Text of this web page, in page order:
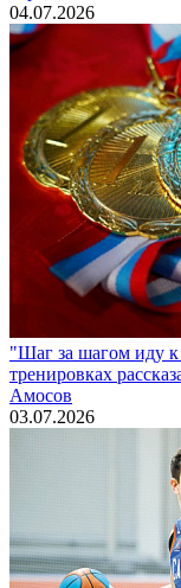
04.07.2026
"Шаг за шагом иду
тренировках
Амосов
03.07.2026